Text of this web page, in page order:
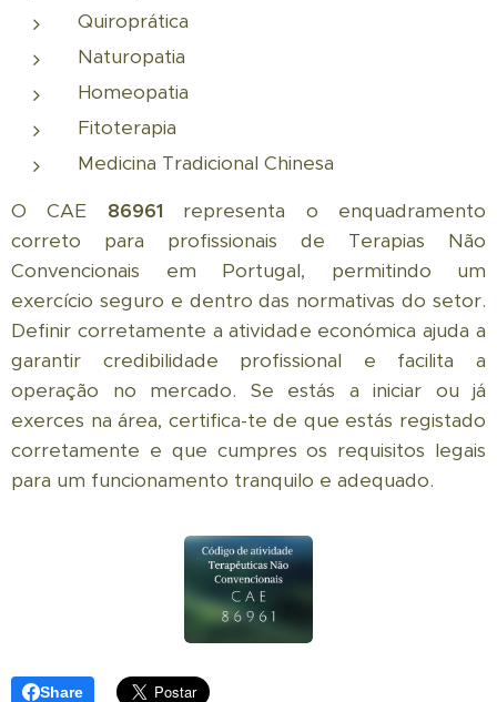
Quiroprática
Naturopatia
Homeopatia
Fitoterapia
Medicina Tradicional Chinesa
O CAE 86961 representa o enquadramento
correto para profissionais de Terapias Não
Convencionais em Portugal, permitindo um
exercício seguro e dentro das normativas do setor.
Definir corretamente a atividade económica ajuda a
garantir credibilidade profissional e facilita a
operação no mercado. Se estás a iniciar ou já
exerces na área, certifica-te de que estás registado
corretamente e que cumpres os requisitos legais
para um funcionamento tranquilo e adequado.
Share